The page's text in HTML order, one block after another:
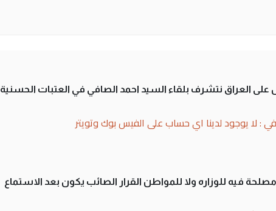
على العراق نتشرف بلقاء السيد احمد الصافي في العتبات الحسنية
: لا يوجود لدينا اي حساب على الفيس بوك وتويتر
فيه للوزاره ولا للمواطن القرار الصائب يكون بعد الاستماع